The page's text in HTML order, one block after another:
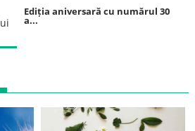
Ediția aniversară cu numărul 30
a...